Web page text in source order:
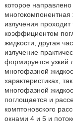
которое
многокомпонентная
излучения
коэффициентом
жидкости, другая
излучение
формируется узкий
многофазной
характеристиках,
многофазной
поглощается и
комптоновского
окнами 4 и 5 и